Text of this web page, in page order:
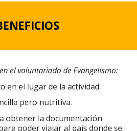
el voluntariado de Evangelismo:
en el lugar de la actividad.
pero nutritiva.
obtener la documentación
poder viajar al país donde se